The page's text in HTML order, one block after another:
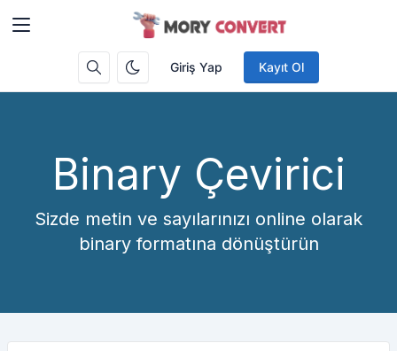
Giriş Yap Kayıt Ol
Binary Çevirici
Sizde metin ve sayılarınızı online olarak
binary formatına dönüştürün